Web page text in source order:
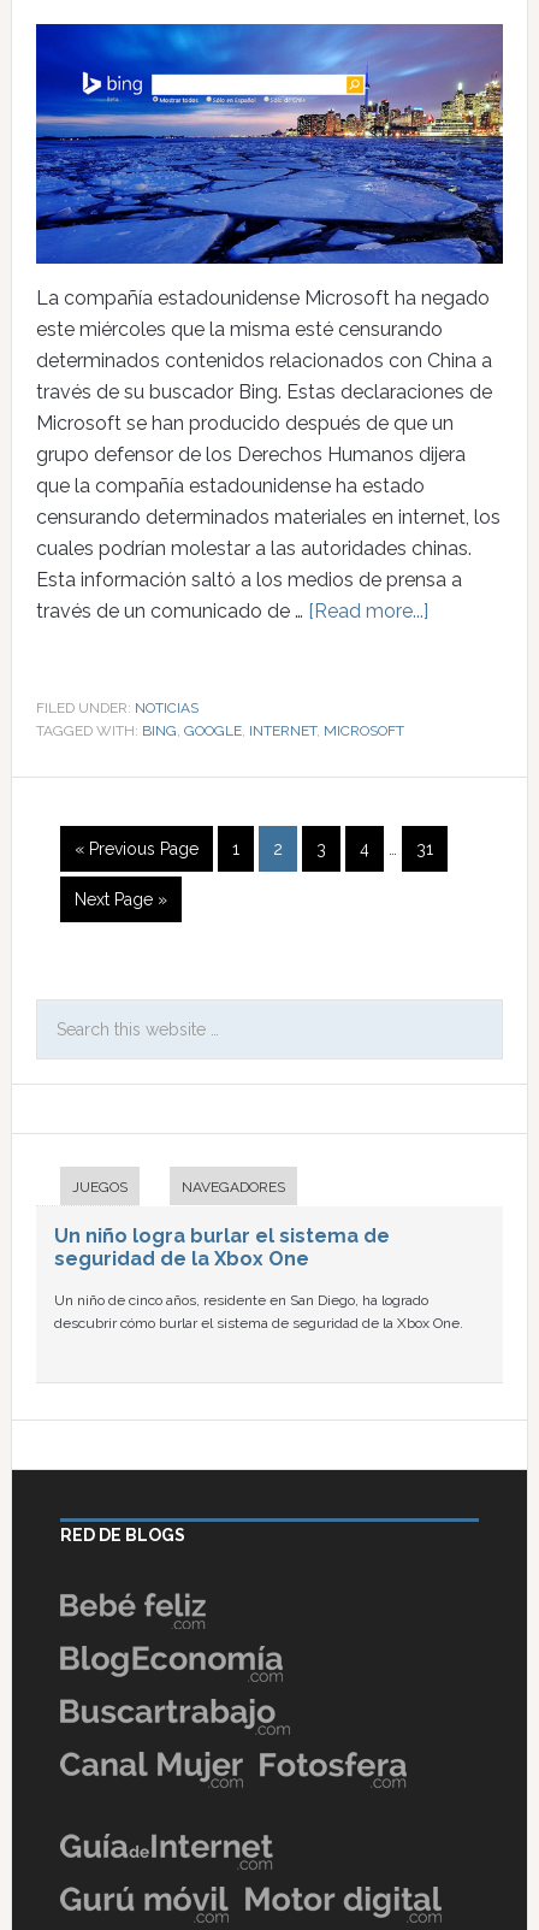
La compañía estadounidense Microsoft ha negado
este miércoles que la misma esté censurando
determinados contenidos relacionados con China a
través de su buscador Bing. Estas declaraciones de
Microsoft se han producido después de que un
grupo defensor de los Derechos Humanos dijera
que la compañía estadounidense ha estado
censurando determinados materiales en internet, los
cuales podrían molestar a las autoridades chinas.
Esta información saltó a los medios de prensa a
través de un comunicado de … [Read more...]
FILED UNDER: NOTICIAS
TAGGED WITH: BING, GOOGLE, INTERNET, MICROSOFT
« Previous Page 1 2 3 4 31
Next Page »
JUEGOS NAVEGADORES
Un niño logra burlar el sistema de
seguridad de la Xbox One
Un niño de cinco años, residente en San Diego, ha logrado
descubrir cómo burlar el sistema de seguridad de la Xbox One.
RED DE BLOGS